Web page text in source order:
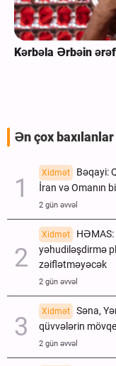
Kərbəla Ərbəin
Ən çox baxılanlar
Xidmət
Bəqayi:
İran və Omanın
2 gün əvvəl
Xidmət
HƏMAS:
yəhudiləşdirmə
zəiflətməyəcək
2 gün əvvəl
Xidmət
Səna,
qüvvələrin
2 gün əvvəl